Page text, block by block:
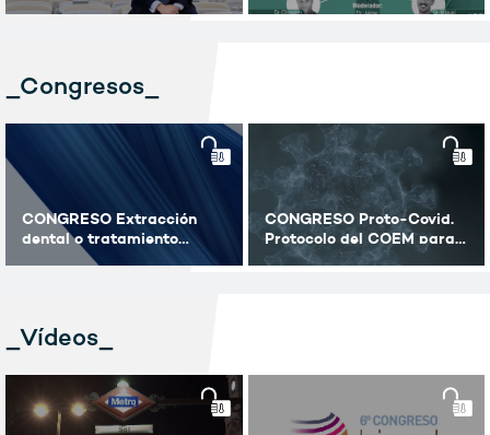
Comisión Científica COEM.
trabajo
_Congresos_
CONGRESO Extracción
dental o tratamiento
interdisciplinar (Parte I y II)
CONGRESO Proto-Covid.
Protocolo del COEM para
tu vuelta al trabajo.
_Vídeos_